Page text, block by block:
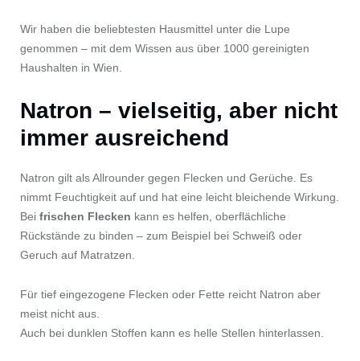
Wir haben die beliebtesten Hausmittel unter die Lupe
genommen – mit dem Wissen aus über 1000 gereinigten
Haushalten in Wien.
Natron – vielseitig, aber nicht
immer ausreichend
Natron gilt als Allrounder gegen Flecken und Gerüche. Es
nimmt Feuchtigkeit auf und hat eine leicht bleichende Wirkung.
Bei frischen Flecken kann es helfen, oberflächliche
Rückstände zu binden – zum Beispiel bei Schweiß oder
Geruch auf Matratzen.
Für tief eingezogene Flecken oder Fette reicht Natron aber
meist nicht aus.
Auch bei dunklen Stoffen kann es helle Stellen hinterlassen.